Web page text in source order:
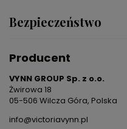
Bezpieczeństwo
Producent
VYNN GROUP Sp. z o.o.
Żwirowa 18
05-506 Wilcza Góra, Polska
info@victoriavynn.pl